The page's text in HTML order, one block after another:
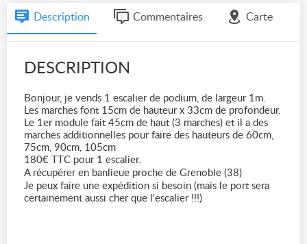
Description Commentaires Carte
DESCRIPTION
Bonjour, je vends 1 escalier de podium, de largeur 1m.
Les marches font 15cm de hauteur x 33cm de profondeur.
Le 1er module fait 45cm de haut (3 marches) et il a des
marches additionnelles pour faire des hauteurs de 60cm,
75cm, 90cm, 105cm
180€ TTC pour 1 escalier.
A récupérer en banlieue proche de Grenoble (38)
Je peux faire une expédition si besoin (mais le port sera
certainement aussi cher que l'escalier !!!)